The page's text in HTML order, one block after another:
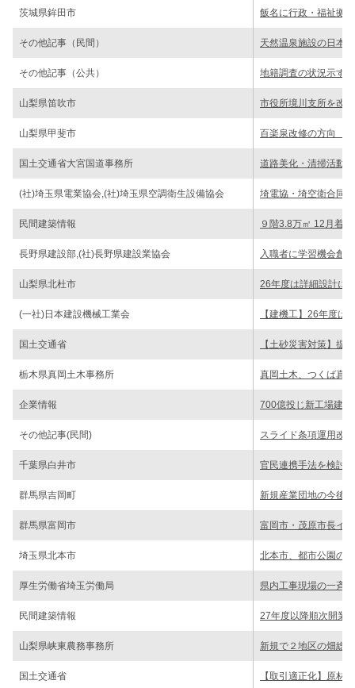
茨城県鉾田市 飯名に行政・福祉拠
その他記事（民間） 天然温泉施設の日本
その他記事（公共） 地籍調査の状況示す
山梨県笛吹市 市役所境川支所を改
山梨県甲斐市 百楽泉改修の方向
国土交通省大宮国道事務所 道路美化・清掃活動
(社)埼玉県電業協会,(社)埼玉県空調衛生設備協会 埼電協・埼空衛合同
民間建築情報 ９階3.8万㎡ 12月着
長野県建設部,(社)長野県建設業協会 入職者に学習機会創
山梨県北杜市 26年度は詳細設計に
(一社)日本建設機械工業会 【建機工】26年度は
国土交通省 【土砂災害対策】提
栃木県真岡土木事務所 真岡土木、つくば真
企業情報 700億投じ新工場建
その他記事(民間) スライド条項運用改
千葉県白井市 官民連携手法を検討
群馬県吉岡町 新規産業団地の今後
群馬県富岡市 富岡市・茂原市長イ
埼玉県北本市 北本市、都市公園の
厚生労働省埼玉労働局 県内工事現場の一斉
民間建築情報 27年度以降順次開業
山梨県峡東農務事務所 新規で２地区の畑総
国土交通省 【取引適正化】原材